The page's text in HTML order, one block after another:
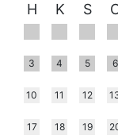
H K S
3 4 5 6
10 11 12
17 18 19